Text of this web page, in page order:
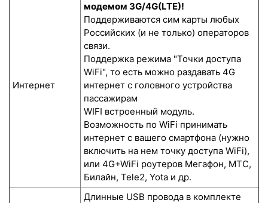
Интернет
модемом 3G/4G(LTE)!
Поддерживаются сим карты любых
Российских (и не только) операторов
связи.
Поддержка режима "Точки доступа
WiFi", то есть можно раздавать 4G
интернет с головного устройства
пассажирам
WIFI встроенный модуль.
Возможность по WiFi принимать
интернет с вашего смартфона (нужно
включить на нем точку доступа WiFi),
или 4G+WiFi роутеров Мегафон, МТС,
Билайн, Tele2, Yota и др.
Длинные USB провода в комплекте